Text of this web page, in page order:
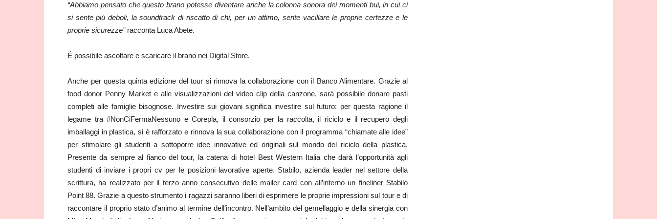
“Abbiamo pensato che questo brano potesse diventare anche la colonna sonora dei momenti bui, in cui ci
si sente più deboli, la soundtrack di riscatto di chi, per un attimo, sente vacillare le proprie certezze e le
proprie sicurezze”racconta Luca Abete.
É possibile ascoltare e scaricare il brano nei Digital Store.
Anche per questa quinta edizione del tour si rinnova la collaborazione con il Banco Alimentare. Grazie al
food donor Penny Market e alle visualizzazioni del video clip della canzone, sarà possibile donare pasti
completi alle famiglie bisognose. Investire sui giovani significa investire sul futuro: per questa ragione il
legame tra #NonCiFermaNessuno e Corepla, il consorzio per la raccolta, il riciclo e il recupero degli
imballaggi in plastica, si è rafforzato e rinnova la sua collaborazione con il programma “chiamate alle idee”
per stimolare gli studenti a sottoporre idee innovative ed originali sul mondo del riciclo della plastica.
Presente da sempre al fianco del tour, la catena di hotel Best Western Italia che darà l’opportunità agli
studenti di inviare i propri cv per le posizioni lavorative aperte. Stabilo, azienda leader nel settore della
scrittura, ha realizzato per il terzo anno consecutivo delle mailer card con all’interno un fineliner Stabilo
Point 88. Grazie a questo strumento i ragazzi saranno liberi di esprimere le proprie impressioni sul tour e di
raccontare il proprio stato d’animo al termine dell’incontro. Nell’ambito del gemellaggio e della sinergia con